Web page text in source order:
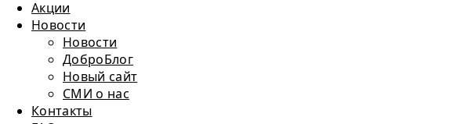
Акции
Новости
Новости
ДоброБлог
Новый сайт
СМИ о нас
Контакты